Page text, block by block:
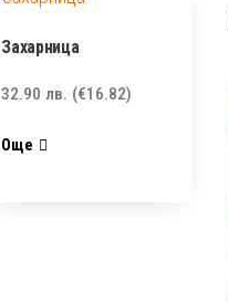
Захарница
32.90лв. (€16.82)
Още